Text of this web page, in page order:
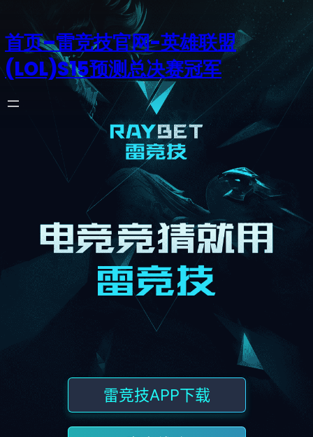
首页–雷竞技官网-英雄联盟
(LOL)S15预测总决赛冠军